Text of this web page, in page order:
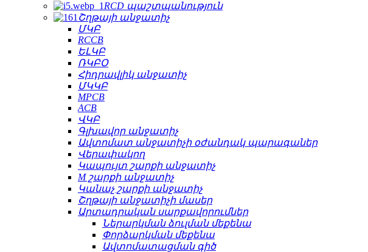
RCD պաշտպանություն
Շղթայի անջատիչ
ՄԿԲ
RCCB
ԵԼԿԲ
ՌԿԲՕ
Հիդրավլիկ անջատիչ
ՄԿԿԲ
MPCB
ACB
ՎԿԲ
Գլխավոր անջատիչ
Ավտոմատ անջատիչի օժանդակ պարագաներ
Վերափակող
Կապույտ շարքի անջատիչ
M շարքի անջատիչ
Կանաչ շարքի անջատիչ
Շղթայի անջատիչի մասեր
Արտադրական սարքավորումներ
Ներարկման ձուլման մեքենա
Փորձարկման մեքենա
Ավտոմատացման գիծ